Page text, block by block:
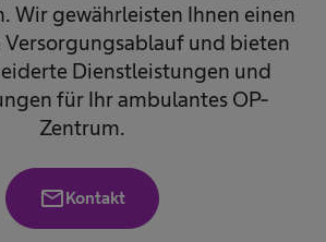
Wir gewährleisten Ihnen einen
Versorgungsablauf und bieten
Dienstleistungen und
für Ihr ambulantes OP-
Zentrum.
mailKontakt